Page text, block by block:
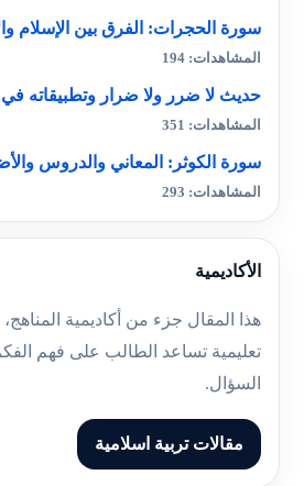
سورة الحجرات: الفرق بين الإسلام
المشاهدات: 194
حديث لا ضرر ولا ضرار وتطبيقاته في
المشاهدات: 351
سورة الكوثر: المعاني والدروس
المشاهدات: 293
الأكاديمية
هذا المقال جزء من أكاديمية
تعليمية تساعد الطالب على فهم
السؤال.
مقالات تربية اسلامية